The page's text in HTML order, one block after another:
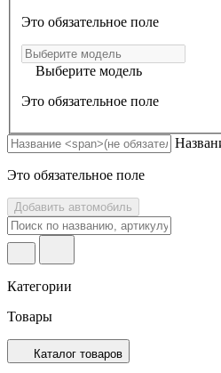
Это обязательное поле
Выберите модель
Это обязательное поле
Это обязательное поле
Добавить автомобиль
Категории
Товары
Каталог товаров